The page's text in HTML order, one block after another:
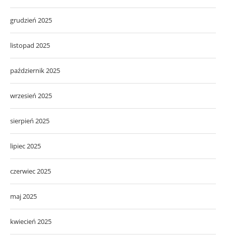
grudzień 2025
listopad 2025
październik 2025
wrzesień 2025
sierpień 2025
lipiec 2025
czerwiec 2025
maj 2025
kwiecień 2025